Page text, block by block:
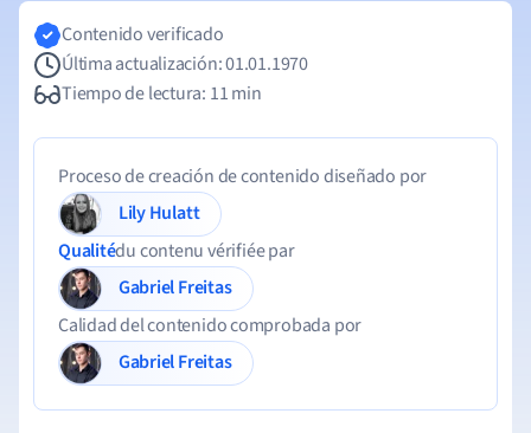
Contenido verificado
Última actualización: 01.01.1970
Tiempo de lectura: 11 min
Proceso de creación de contenido diseñado por
Lily Hulatt
Qualitédu contenu vérifiée par
Gabriel Freitas
Calidad del contenido comprobada por
Gabriel Freitas